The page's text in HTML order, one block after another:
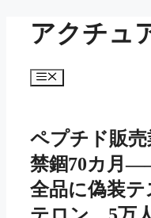
アクチュ
メ
ペプチド販売
禁錮70カ月
全品に偽装テ